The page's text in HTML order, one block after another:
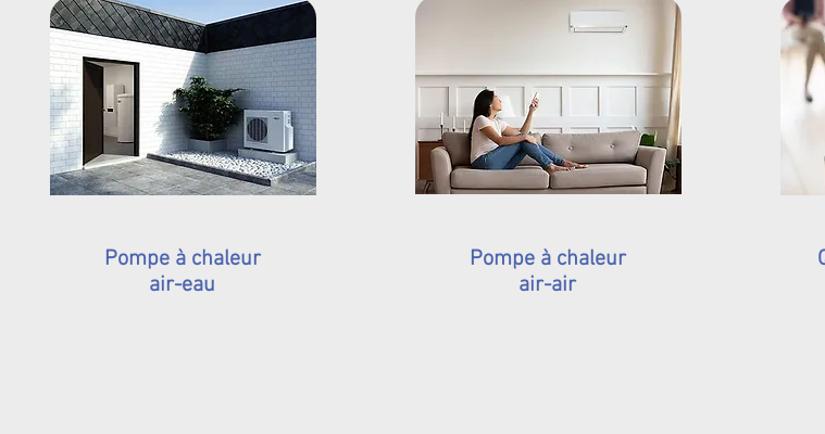
Pompe à chaleur
air-eau
Pompe à chaleur
air-air